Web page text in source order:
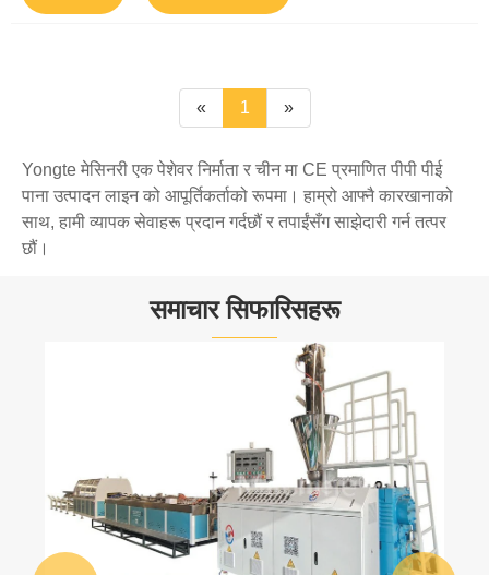
« 1 »
Yongte मेसिनरी एक पेशेवर निर्माता र चीन मा CE प्रमाणित पीपी पीई
पाना उत्पादन लाइन को आपूर्तिकर्ताको रूपमा। हाम्रो आफ्नै कारखानाको
साथ, हामी व्यापक सेवाहरू प्रदान गर्दछौं र तपाईंसँग साझेदारी गर्न तत्पर
छौं।
समाचार सिफारिसहरू